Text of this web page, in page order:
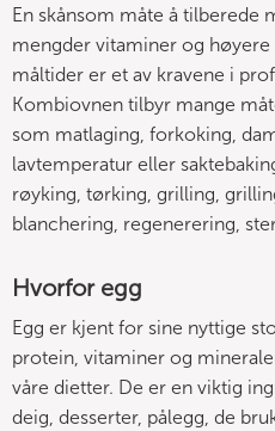
En skånsom måte å tilberede
mengder vitaminer og
måltider er et av kravene i
Kombiovnen tilbyr mange
som matlaging, forkoking,
lavtemperatur eller
røyking, tørking, grilling,
blanchering, regenerering,
Hvorfor egg
Egg er kjent for sine nyttige
protein, vitaminer og
våre dietter. De er en viktig
deig, desserter, pålegg, de